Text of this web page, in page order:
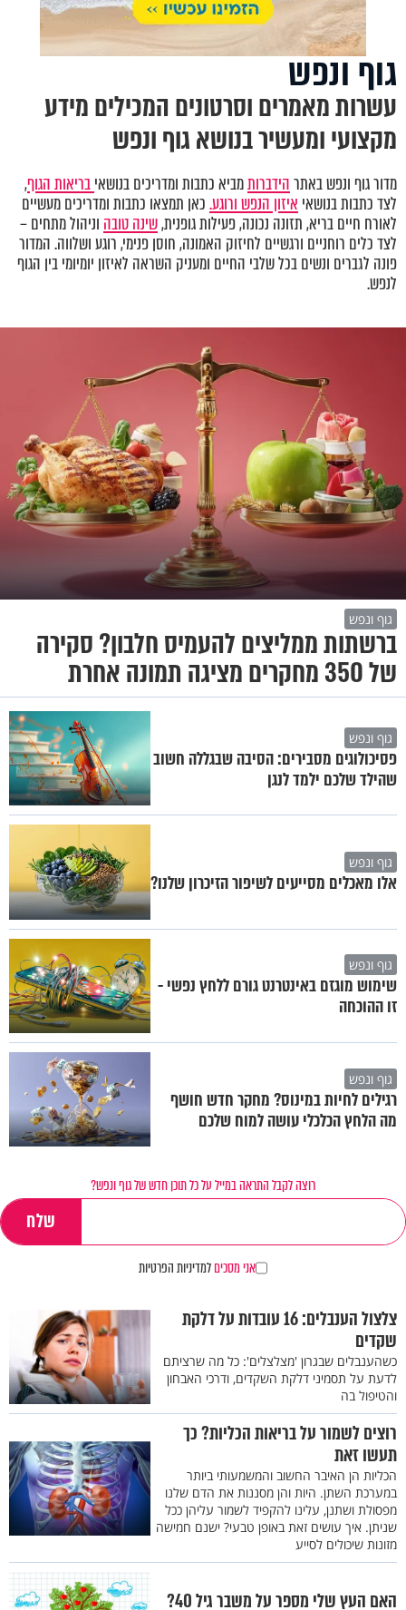
גוף ונפש
עשרות מאמרים וסרטונים המכילים מידע
מקצועי ומעשיר בנושא גוף ונפש
מדור גוף ונפש באתרהידברותמביא כתבות ומדריכים בנושאיבריאות הגוף,
לצד כתבות בנושאי איזון הנפש ורוגע.כאן תמצאו כתבות ומדריכים מעשיים
לאורח חיים בריא, תזונה נכונה, פעילות גופנית,שינה טובה וניהול מתחים –
לצד כלים רוחניים ורגשיים לחיזוק האמונה, חוסן פנימי, רוגע ושלווה. המדור
פונה לגברים ונשים בכל שלבי החיים ומעניק השראה לאיזון יומיומי בין הגוף
לנפש.
גוף ונפש
ברשתות ממליצים להעמיס חלבון? סקירה
של 350 מחקרים מציגה תמונה אחרת
גוף ונפש
פסיכולוגים מסבירים: הסיבה שבגללה חשוב
שהילד שלכם ילמד לנגן
גוף ונפש
אלו מאכלים מסייעים לשיפור הזיכרון שלנו?
גוף ונפש
שימוש מוגזם באינטרנט גורם ללחץ נפשי -
זו ההוכחה
גוף ונפש
רגילים לחיות במינוס? מחקר חדש חושף
מה הלחץ הכלכלי עושה למוח שלכם
רוצה לקבל התראה במייל על כל תוכן חדש של גוף ונפש?
אני מסכיםלמדיניות הפרטיות
צלצול הענבלים: 16 עובדות על דלקת
שקדים
כשהענבלים שבגרון 'מצלצלים': כל מה שרציתם
לדעת על תסמיני דלקת השקדים, ודרכי האבחון
והטיפול בה
רוצים לשמור על בריאות הכליות? כך
תעשו זאת
הכליות הן האיבר החשוב והמשמעותי ביותר
במערכת השתן. היות והן מסננות את הדם שלנו
מפסולת ושתנן, עלינו להקפיד לשמור עליהן ככל
שניתן. איך עושים זאת באופן טבעי? ישנם חמישה
מזונות שיכולים לסייע
האם העץ שלי מספר על משבר גיל 40?